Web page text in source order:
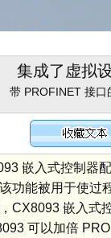
集成了虚拟
带 PROFINET 接口
嵌入式控制器
功能被用于使过
嵌入式
可以加倍